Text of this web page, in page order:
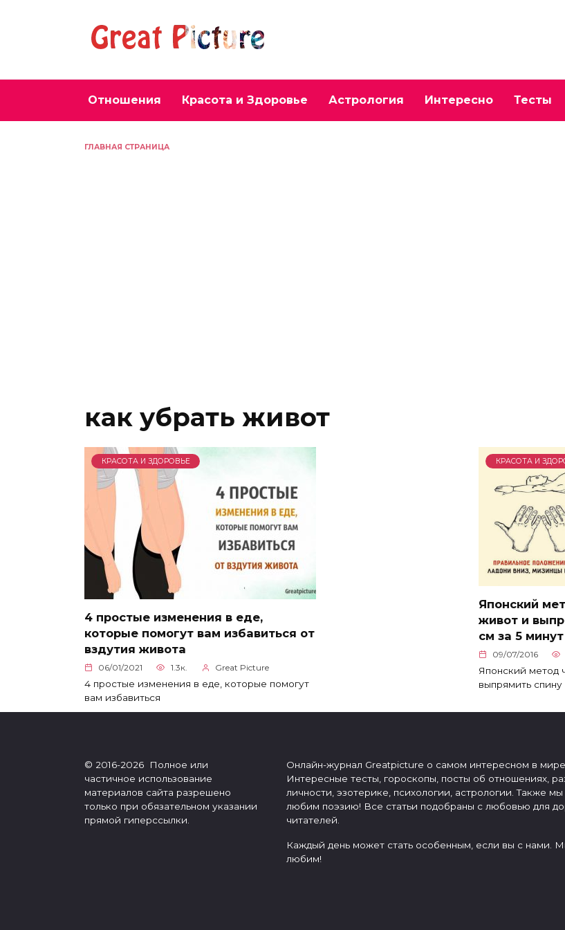
Отношения Красота и Здоровье Астрология Интересно Тесты
ГЛАВНАЯ СТРАНИЦА
как убрать живот
КРАСОТА И ЗДОРОВЬЕ
4 простые изменения в еде,
которые помогут вам избавиться от
вздутия живота
06/01/2021 1.3к. Great Picture
4 простые изменения в еде, которые помогут
вам избавиться
КРАСОТА И
Японский
живот и
см за 5
09/07/2016
Японский метод
выпрямить спину
© 2016-2026 Полное или
частичное использование
материалов сайта разрешено
только при обязательном указании
прямой гиперссылки.
Онлайн-журнал Greatpicture о самом интересном в мире.
Интересные тесты, гороскопы, посты об отношениях,
личности, эзотерике, психологии, астрологии. Также мы
любим поэзию! Все статьи подобраны с любовью для
читателей.
Каждый день может стать особенным, если вы с нами.
любим!